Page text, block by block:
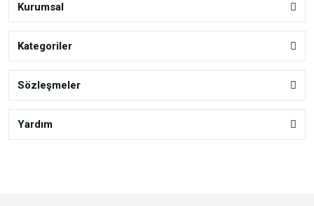
Kurumsal
Kategoriler
Sözleşmeler
Yardım